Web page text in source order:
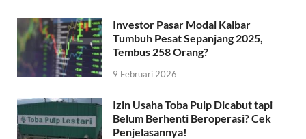
Investor Pasar Modal Kalbar
Tumbuh Pesat Sepanjang 2025,
Tembus 258 Orang?
9 Februari 2026
Izin Usaha Toba Pulp Dicabut tapi
Belum Berhenti Beroperasi? Cek
Penjelasannya!